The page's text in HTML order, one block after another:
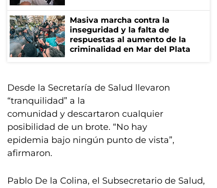
Masiva marcha contra la
inseguridad y la falta de
respuestas al aumento de la
criminalidad en Mar del Plata
Desde la Secretaría de Salud llevaron
“tranquilidad” a la
comunidad y descartaron cualquier
posibilidad de un brote. “No hay
epidemia bajo ningún punto de vista”,
afirmaron.
Pablo De la Colina, el Subsecretario de Salud,